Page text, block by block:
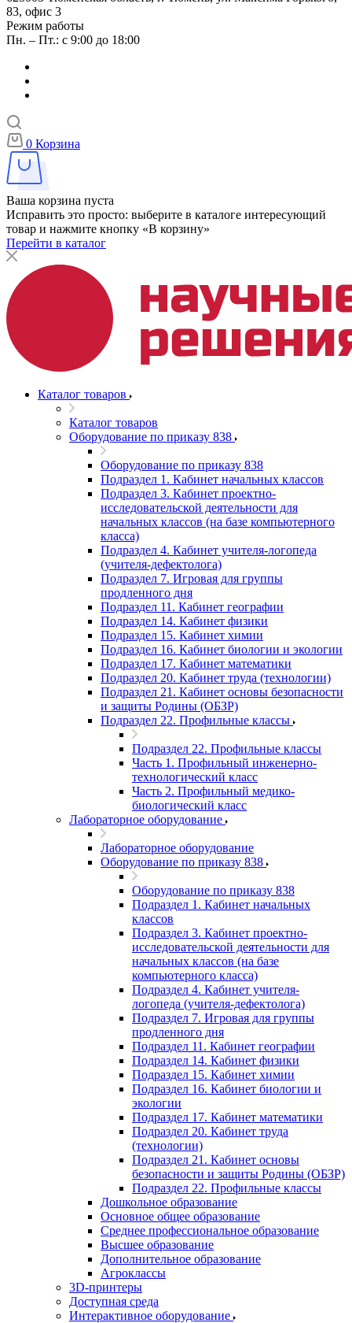
83, офис 3
Режим работы
Пн. – Пт.: с 9:00 до 18:00
0 Корзина
Ваша корзина пуста
Исправить это просто: выберите в каталоге интересующий
товар и нажмите кнопку «В корзину»
Перейти в каталог
Каталог товаров
Каталог товаров
Оборудование по приказу 838
Оборудование по приказу 838
Подраздел 1. Кабинет начальных классов
Подраздел 3. Кабинет проектно-
исследовательской деятельности для
начальных классов (на базе компьютерного
класса)
Подраздел 4. Кабинет учителя-логопеда
(учителя-дефектолога)
Подраздел 7. Игровая для группы
продленного дня
Подраздел 11. Кабинет географии
Подраздел 14. Кабинет физики
Подраздел 15. Кабинет химии
Подраздел 16. Кабинет биологии и экологии
Подраздел 17. Кабинет математики
Подраздел 20. Кабинет труда (технологии)
Подраздел 21. Кабинет основы безопасности
и защиты Родины (ОБЗР)
Подраздел 22. Профильные классы
Подраздел 22. Профильные классы
Часть 1. Профильный инженерно-
технологический класс
Часть 2. Профильный медико-
биологический класс
Лабораторное оборудование
Лабораторное оборудование
Оборудование по приказу 838
Оборудование по приказу 838
Подраздел 1. Кабинет начальных
классов
Подраздел 3. Кабинет проектно-
исследовательской деятельности для
начальных классов (на базе
компьютерного класса)
Подраздел 4. Кабинет учителя-
логопеда (учителя-дефектолога)
Подраздел 7. Игровая для группы
продленного дня
Подраздел 11. Кабинет географии
Подраздел 14. Кабинет физики
Подраздел 15. Кабинет химии
Подраздел 16. Кабинет биологии и
экологии
Подраздел 17. Кабинет математики
Подраздел 20. Кабинет труда
(технологии)
Подраздел 21. Кабинет основы
безопасности и защиты Родины (ОБЗР)
Подраздел 22. Профильные классы
Дошкольное образование
Основное общее образование
Среднее профессиональное образование
Высшее образование
Дополнительное образование
Агроклассы
3D-принтеры
Доступная среда
Интерактивное оборудование